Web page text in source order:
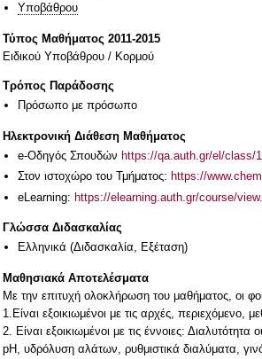
Υποβάθρου
Τύπος Μαθήματος 2011-2015
Ειδικού Υποβάθρου / Κορμού
Τρόπος Παράδοσης
Πρόσωπο με πρόσωπο
Ηλεκτρονική Διάθεση Μαθήματος
e-Οδηγός Σπουδών https://qa.auth.gr/el/class/
Στον ιστοχώρο του Τμήματος: https://
eLearning: https://elearning.auth.gr/course/
Γλώσσα Διδασκαλίας
Ελληνικά (Διδασκαλία, Εξέταση)
Μαθησιακά Αποτελέσματα
Με την επιτυχή ολοκλήρωση του μαθήματος, οι
1.Είναι εξοικιωμένοι με τις αρχές, περιεχόμενο,
2. Είναι εξοικιωμένοι με τις έννοιες:
pH, υδρόλυση αλάτων, ρυθμιστικά διαλύματα,